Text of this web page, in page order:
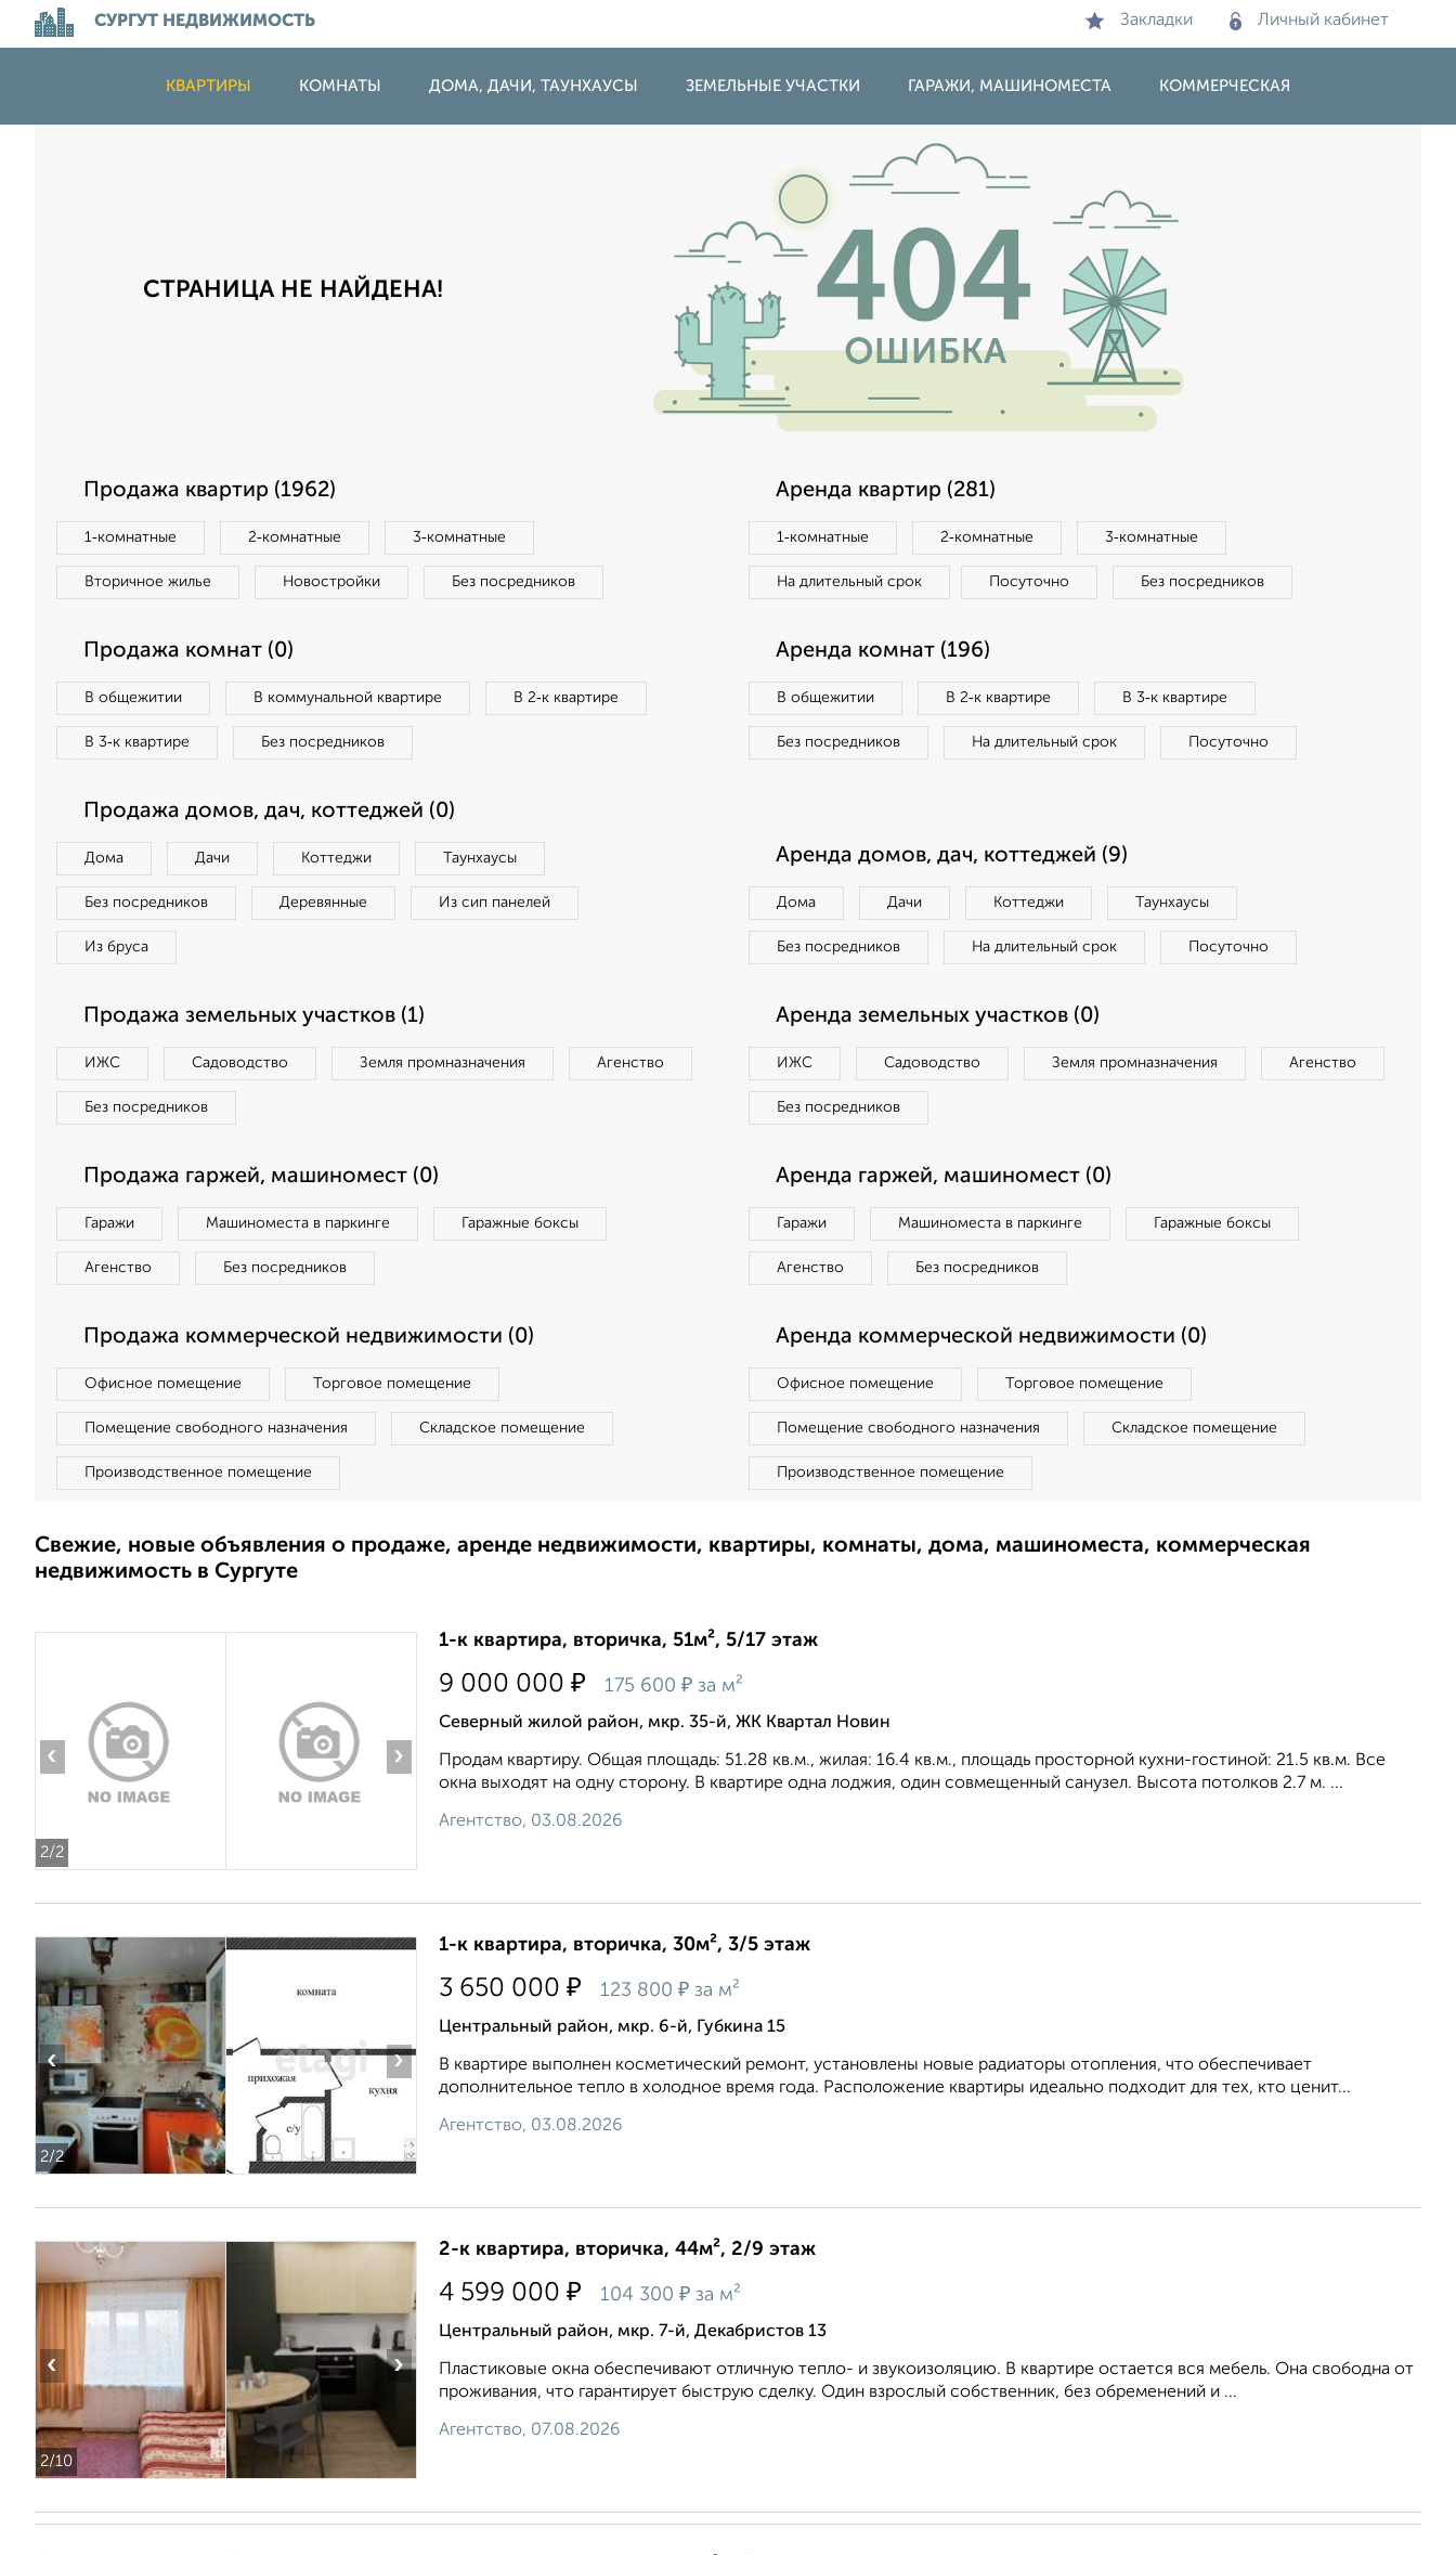
СУРГУТ НЕДВИЖИМОСТЬ Закладки Личный кабинет
КВАРТИРЫ КОМНАТЫ ДОМА, ДАЧИ, ТАУНХАУСЫ ЗЕМЕЛЬНЫЕ УЧАСТКИ ГАРАЖИ, МАШИНОМЕСТА КОММЕРЧЕСКАЯ
СТРАНИЦА НЕ НАЙДЕНА!
Продажа квартир (1962)
1‑комнатные 2‑комнатные 3‑комнатные
Вторичное жилье Новостройки Без посредников
Аренда квартир (281)
1‑комнатные 2‑комнатные 3‑комнатные
На длительный срок Посуточно Без посредников
Продажа комнат (0)
В общежитии В коммунальной квартире В 2‑к квартире
В 3‑к квартире Без посредников
Аренда комнат (196)
В общежитии В 2‑к квартире В 3‑к квартире
Без посредников На длительный срок Посуточно
Продажа домов, дач, коттеджей (0)
Дома Дачи Коттеджи Таунхаусы
Без посредников Деревянные Из сип панелей
Из бруса
Аренда домов, дач, коттеджей (9)
Дома Дачи Коттеджи Таунхаусы
Без посредников На длительный срок Посуточно
Продажа земельных участков (1)
ИЖС Садоводство Земля промназначения Агенство
Без посредников
Аренда земельных участков (0)
ИЖС Садоводство Земля промназначения Агенство
Без посредников
Продажа гаржей, машиномест (0)
Гаражи Машиноместа в паркинге Гаражные боксы
Агенство Без посредников
Аренда гаржей, машиномест (0)
Гаражи Машиноместа в паркинге Гаражные боксы
Агенство Без посредников
Продажа коммерческой недвижимости (0)
Офисное помещение Торговое помещение
Помещение свободного назначения Складское помещение
Производственное помещение
Аренда коммерческой недвижимости (0)
Офисное помещение Торговое помещение
Помещение свободного назначения Складское помещение
Производственное помещение
Свежие, новые объявления о продаже, аренде недвижимости, квартиры, комнаты, дома, машиноместа, коммерческая
недвижимость в Сургуте
2/2
‹ ›
1-к квартира, вторичка, 51м², 5/17 этаж
9 000 000 ₽ 175 600 ₽ за м²
Северный жилой район, мкр. 35-й, ЖК Квартал Новин
Продам квартиру. Общая площадь: 51.28 кв.м., жилая: 16.4 кв.м., площадь просторной кухни-гостиной: 21.5 кв.м. Все
окна выходят на одну сторону. В квартире одна лоджия, один совмещенный санузел. Высота потолков 2.7 м. ...
Агентство, 03.08.2026
2/2
‹ ›
1-к квартира, вторичка, 30м², 3/5 этаж
3 650 000 ₽ 123 800 ₽ за м²
Центральный район, мкр. 6-й, Губкина 15
В квартире выполнен косметический ремонт, установлены новые радиаторы отопления, что обеспечивает
дополнительное тепло в холодное время года. Расположение квартиры идеально подходит для тех, кто ценит...
Агентство, 03.08.2026
2/10
‹ ›
2-к квартира, вторичка, 44м², 2/9 этаж
4 599 000 ₽ 104 300 ₽ за м²
Центральный район, мкр. 7-й, Декабристов 13
Пластиковые окна обеспечивают отличную тепло- и звукоизоляцию. В квартире остается вся мебель. Она свободна от
проживания, что гарантирует быструю сделку. Один взрослый собственник, без обременений и ...
Агентство, 07.08.2026